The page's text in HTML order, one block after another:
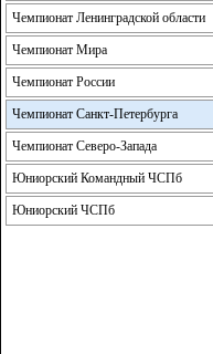
Чемпионат Ленинградской области
Чемпионат Мира
Чемпионат России
Чемпионат Санкт-Петербурга
Чемпионат Северо-Запада
Юниорский Командный ЧСПб
Юниорский ЧСПб